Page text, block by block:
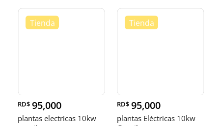
RD$ 95,000
plantas electricas 10kw
RD$ 95,000
plantas Eléctricas 10kw